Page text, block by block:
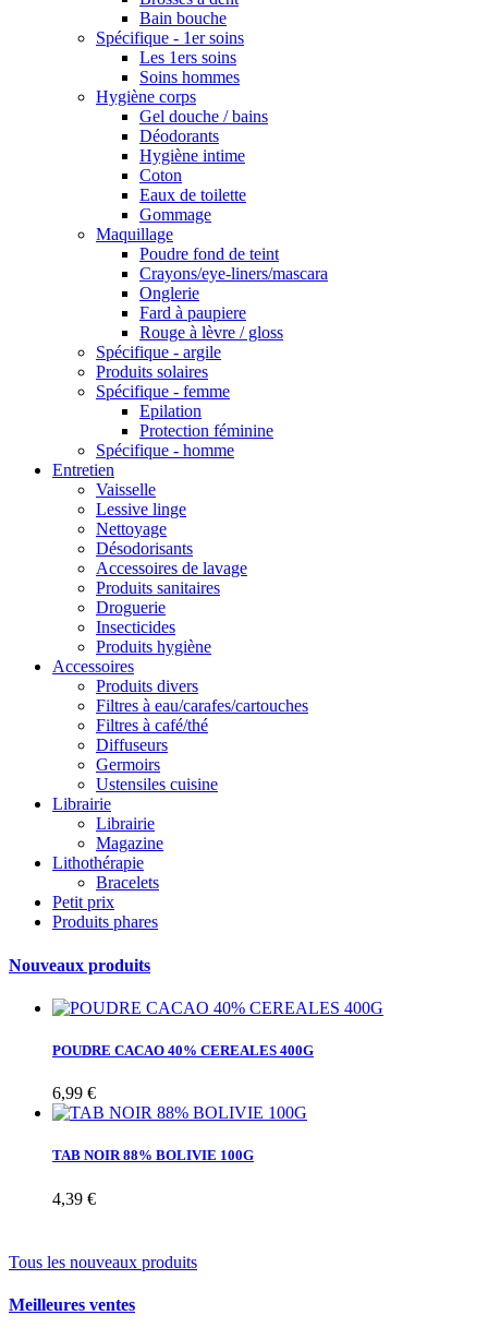
Bain bouche
Spécifique - 1er soins
Les 1ers soins
Soins hommes
Hygiène corps
Gel douche / bains
Déodorants
Hygiène intime
Coton
Eaux de toilette
Gommage
Maquillage
Poudre fond de teint
Crayons/eye-liners/mascara
Onglerie
Fard à paupiere
Rouge à lèvre / gloss
Spécifique - argile
Produits solaires
Spécifique - femme
Epilation
Protection féminine
Spécifique - homme
Entretien
Vaisselle
Lessive linge
Nettoyage
Désodorisants
Accessoires de lavage
Produits sanitaires
Droguerie
Insecticides
Produits hygiène
Accessoires
Produits divers
Filtres à eau/carafes/cartouches
Filtres à café/thé
Diffuseurs
Germoirs
Ustensiles cuisine
Librairie
Librairie
Magazine
Lithothérapie
Bracelets
Petit prix
Produits phares
Nouveaux produits
POUDRE CACAO 40% CEREALES 400G
6,99 €
TAB NOIR 88% BOLIVIE 100G
4,39 €
Tous les nouveaux produits
Meilleures ventes